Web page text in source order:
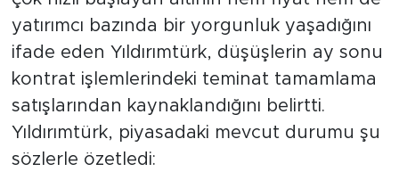
yatırımcı bazında bir yorgunluk yaşadığını
ifade eden Yıldırımtürk, düşüşlerin ay sonu
kontrat işlemlerindeki teminat tamamlama
satışlarından kaynaklandığını belirtti.
Yıldırımtürk, piyasadaki mevcut durumu şu
sözlerle özetledi: